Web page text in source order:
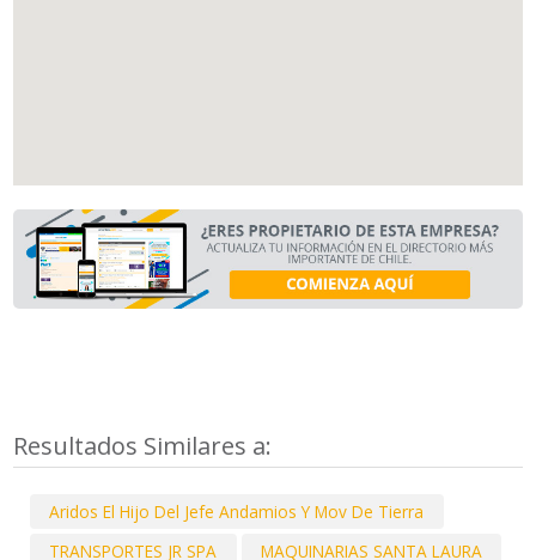
Resultados Similares a:
Aridos El Hijo Del Jefe Andamios Y Mov De Tierra
TRANSPORTES JR SPA
MAQUINARIAS SANTA LAURA